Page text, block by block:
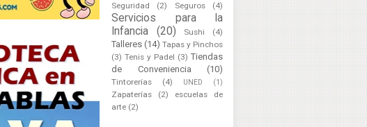
Seguridad (2) Seguros (4)
Servicios para la
Infancia
(20) Sushi (4)
Talleres (14) Tapas y Pinchos
(3) Tenis y Padel (3) Tiendas
de Conveniencia
(10)
Tintorerías (4) UNED (1)
Zapaterías (2)
escuelas de
arte (2)